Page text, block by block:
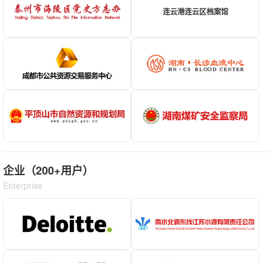
连云港连云区档案馆
企业（200+用户）
Enterprise